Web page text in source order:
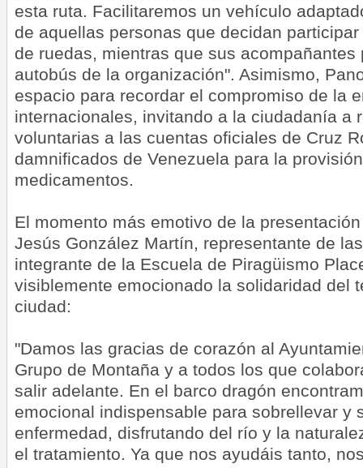
esta ruta. Facilitaremos un vehículo
de aquellas personas que decidan
de ruedas, mientras que sus acompañantes
autobús de la organización". Asimismo,
espacio para recordar el compromiso de la
internacionales, invitando a la ciudadanía a
voluntarias a las cuentas oficiales de Cruz
damnificados de Venezuela para la
medicamentos.
El momento más emotivo de la
Jesús González Martín, representante de
integrante de la Escuela de Piragüismo
visiblemente emocionado la solidaridad del
ciudad:
"Damos las gracias de corazón al
Grupo de Montaña y a todos los que
salir adelante. En el barco dragón
emocional indispensable para sobrellevar y
enfermedad, disfrutando del río y la
el tratamiento. Ya que nos ayudáis tanto,